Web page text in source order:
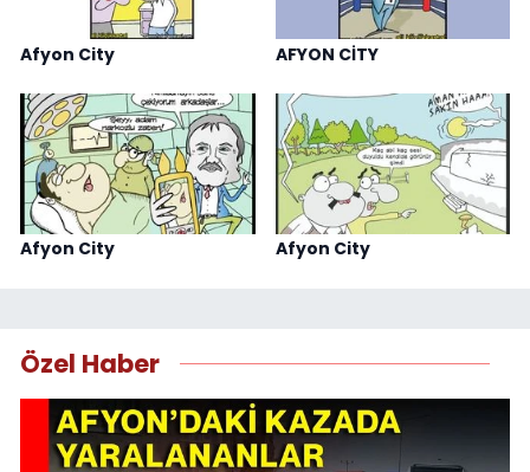
Afyon City AFYON CİTY
Afyon City Afyon City
Özel Haber